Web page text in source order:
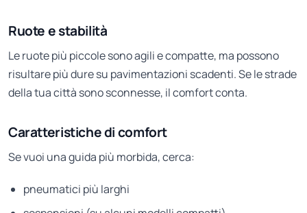
Ruote e stabilità
Le ruote più piccole sono agili e compatte, ma possono
risultare più dure su pavimentazioni scadenti. Se le strade
della tua città sono sconnesse, il comfort conta.
Caratteristiche di comfort
Se vuoi una guida più morbida, cerca:
pneumatici più larghi